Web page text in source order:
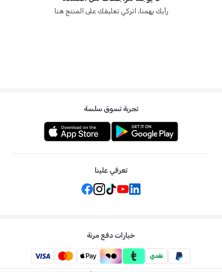
رأيك يهمنا، اتركي تعليقك على المنتج هنا
تجربة تسوق سلسة
تعرفي علينا
خيارات دفع مرنة